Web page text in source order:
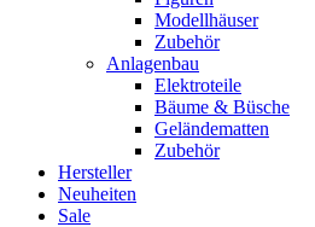
Modellhäuser
Zubehör
Anlagenbau
Elektroteile
Bäume & Büsche
Geländematten
Zubehör
Hersteller
Neuheiten
Sale